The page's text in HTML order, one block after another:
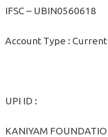
IFSC – UBIN0560618
Account Type :
UPI ID :
KANIYAM